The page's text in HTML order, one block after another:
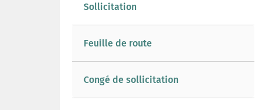
Sollicitation
Feuille de route
Congé de sollicitation